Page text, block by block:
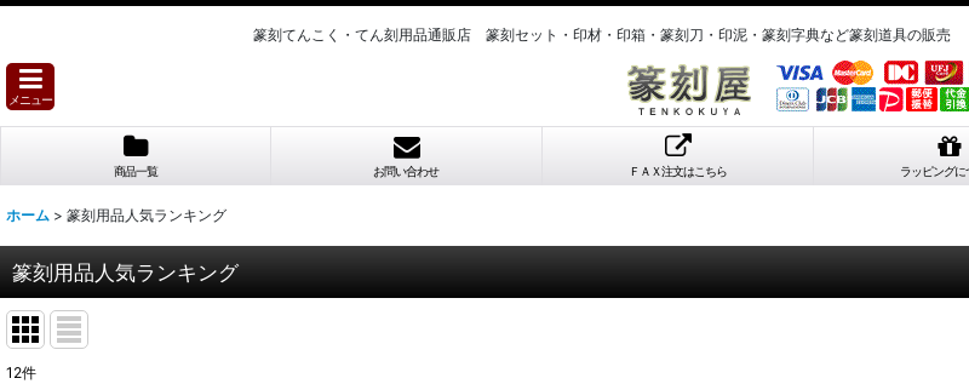
篆刻てんこく・てん刻用品通販店 篆刻セット・印材・印箱・篆刻刀・印泥・篆刻字典など篆刻道具の販
メニュー
商品一覧 お問い合わせ ＦＡＸ注文はこちら ラッピングに
ホーム > 篆刻用品人気ランキング
篆刻用品人気ランキング
12件